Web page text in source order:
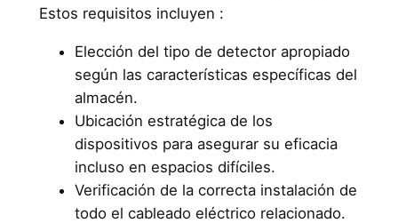
Estos requisitos incluyen :
Elección del tipo de detector apropiado
según las características específicas del
almacén.
Ubicación estratégica de los
dispositivos para asegurar su eficacia
incluso en espacios difíciles.
Verificación de la correcta instalación de
todo el cableado eléctrico relacionado.